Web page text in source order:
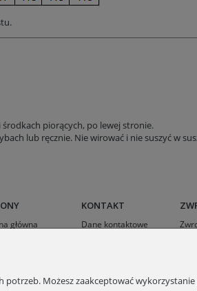
piorących, po lewej stronie.
lub ręcznie. Nie wirować i nie suszyć w
główna
KONTAKT
Dane kontaktowe
Możesz zaakceptować